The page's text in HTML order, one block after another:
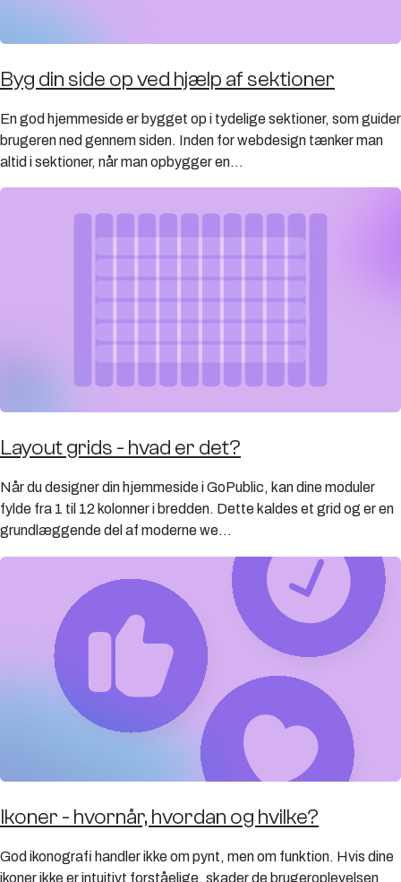
Byg din side op ved hjælp af sektioner
En god hjemmeside er bygget op i tydelige sektioner, som guider
brugeren ned gennem siden. Inden for webdesign tænker man
altid i sektioner, når man opbygger en...
Layout grids - hvad er det?
Når du designer din hjemmeside i GoPublic, kan dine moduler
fylde fra 1 til 12 kolonner i bredden. Dette kaldes et grid og er en
grundlæggende del af moderne we...
Ikoner - hvornår, hvordan og hvilke?
God ikonografi handler ikke om pynt, men om funktion. Hvis dine